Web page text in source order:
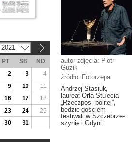
autor zdjęcia: Piotr
Guzik
źródło: Fotorzepa
Andrzej Stasiuk,
laureat Orła Stulecia
„Rzeczpos- politej”,
będzie gościem
festiwali w Szczebrze-
szynie i Gdyni
2021
PT SB
ND
2 3
4
9 10
11
16 17
18
23 24
25
30 31